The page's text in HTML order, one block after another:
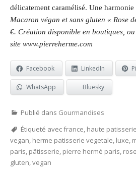
délicatement caramélisé. Une harmonie
Macaron végan et sans gluten « Rose
€. Création disponible en boutiques,
site www.pierreherme.com
Facebook LinkedIn
WhatsApp Bluesky
Publié dans Gourmandises
Étiqueté avecfrance, haute patisserie
vegan, herme patisserie vegetale, luxe,
paris, pâtisserie, pierre hermé paris,
gluten,vegan